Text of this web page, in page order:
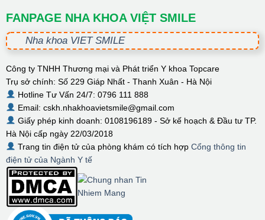
FANPAGE NHA KHOA VIỆT SMILE
Nha khoa VIET SMILE
Công ty TNHH Thương mại và Phát triển Y khoa Topcare
Trụ sở chính: Số 229 Giáp Nhất - Thanh Xuân - Hà Nội
Hotline Tư Vấn 24/7: 0796 111 888
Email: cskh.nhakhoavietsmile@gmail.com
Giấy phép kinh doanh: 0108196189 - Sở kế hoạch & Đầu tư TP.
Hà Nội cấp ngày 22/03/2018
Trang tin điện tử của phòng khám có tích hợp Cổng thông tin
điện tử của Ngành Y tế